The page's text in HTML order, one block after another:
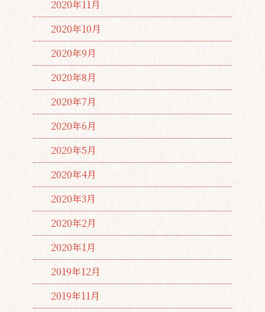
2020年11月
2020年10月
2020年9月
2020年8月
2020年7月
2020年6月
2020年5月
2020年4月
2020年3月
2020年2月
2020年1月
2019年12月
2019年11月